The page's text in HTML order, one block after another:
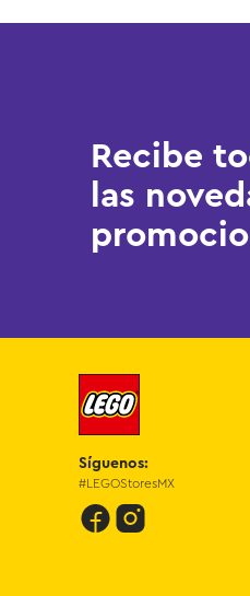
Recibe
las
Síguenos:
#LEGOStoresMX